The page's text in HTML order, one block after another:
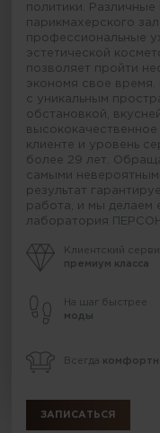
политики. Различные
парикмахерского
профессиональные
эстетической
позволяет пройти
экономя свое
с уникальным
обстановкой,
клиенте и уровень
более 29 лет.
самыми
результат
работа, и мы
лаборатория
Клиентский
премиум класса
На шаг быстрее
моды
Всегда
ЗАПИСАТЬСЯ